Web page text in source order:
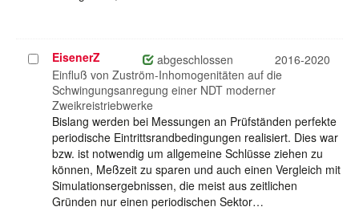
Projekt
auswählen
EisenerZ abgeschlossen
2016-2020
Einfluß von Zuström-Inhomogenitäten auf die
Schwingungsanregung einer NDT moderner
Zweikreistriebwerke
Bislang werden bei Messungen an Prüfständen perfekte
periodische Eintrittsrandbedingungen realisiert. Dies war
bzw. ist notwendig um allgemeine Schlüsse ziehen zu
können, Meßzeit zu sparen und auch einen Vergleich mit
Simulationsergebnissen, die meist aus zeitlichen
Gründen nur einen periodischen Sektor…